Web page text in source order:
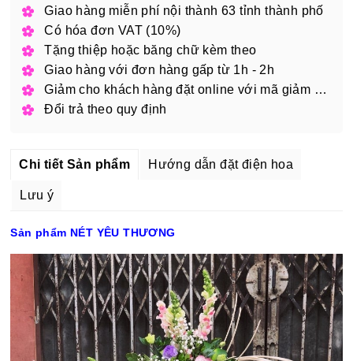
Giao hàng miễn phí nội thành 63 tỉnh thành phố
Có hóa đơn VAT (10%)
Tặng thiệp hoặc băng chữ kèm theo
Giao hàng với đơn hàng gấp từ 1h - 2h
Giảm cho khách hàng đặt online với mã giảm giá
Đổi trả theo quy định
Chi tiết Sản phẩm Hướng dẫn đặt điện hoa
Lưu ý
Sản phẩm NÉT YÊU THƯƠNG